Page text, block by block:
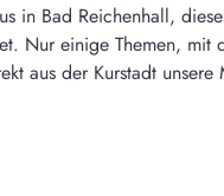
in Bad Reichenhall,
Nur einige Themen, mit
aus der Kurstadt